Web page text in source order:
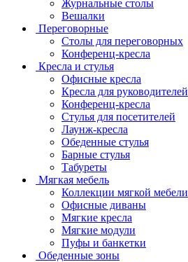
Журнальные столы
Вешалки
Переговорные
Столы для переговорных
Конференц-кресла
Кресла и стулья
Офисные кресла
Кресла для руководителей
Конференц-кресла
Стулья для посетителей
Лаунж-кресла
Обеденные стулья
Барные стулья
Табуреты
Мягкая мебель
Коллекции мягкой мебели
Офисные диваны
Мягкие кресла
Мягкие модули
Пуфы и банкетки
Обеденные зоны